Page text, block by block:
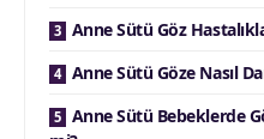
Anne Sütü Göz
Anne Sütü Göze Nasıl
Anne Sütü Bebeklerde